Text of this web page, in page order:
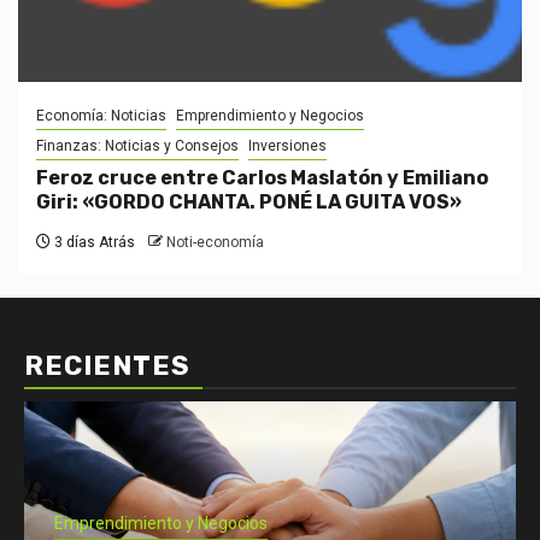
Economía: Noticias
Emprendimiento y Negocios
Finanzas: Noticias y Consejos
Inversiones
Feroz cruce entre Carlos Maslatón y Emiliano
Giri: «GORDO CHANTA. PONÉ LA GUITA VOS»
3 días Atrás Noti-economía
RECIENTES
Economía: Noticias
Emprendimiento y Negocios
Finanzas: Noticias y Consejos Inversiones